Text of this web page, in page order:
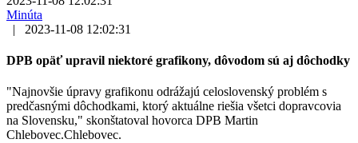
Minúta
|
2023-11-08 12:02:31
DPB opäť upravil niektoré grafikony, dôvodom sú aj dôchodky
"Najnovšie úpravy grafikonu odrážajú celoslovenský problém s
predčasnými dôchodkami, ktorý aktuálne riešia všetci dopravcovia
na Slovensku," skonštatoval hovorca DPB Martin
Chlebovec.Chlebovec.